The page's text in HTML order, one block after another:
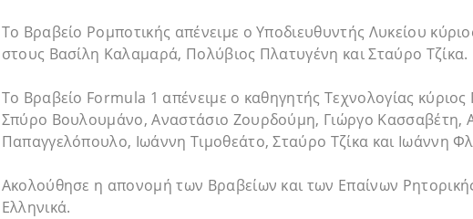
Το Βραβείο Ρομποτικής απένειμε ο Υποδιευθυντής Λυκείου
στους Βασίλη Καλαμαρά, Πολύβιος Πλατυγένη και Σταύρο Τζίκα.
Το Βραβείο Formula 1 απένειμε ο καθηγητής Τεχνολογίας
Σπύρο Βουλουμάνο, Αναστάσιο Ζουρδούμη, Γιώργο Κασσαβέτη,
Παπαγγελόπουλο, Ιωάννη Τιμοθεάτο, Σταύρο Τζίκα και Ιωάννη
Ακολούθησε η απονομή των Βραβείων και των Επαίνων
Ελληνικά.